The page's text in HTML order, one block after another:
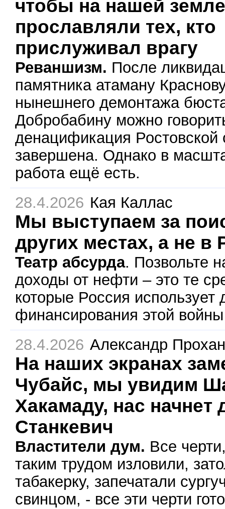
чтобы на нашей
прославляли тех, кто
прислуживал врагу
Реваншизм. После
памятника атаману
нынешнего демонтажа
Добробабину можно
денацификация Ростовской
завершена. Однако в
работа ещё есть.
28.4.2026 Кая Каллас
Мы выступаем за
других местах, а не в
Театр абсурда. Позвольте
доходы от нефти – это те
которые Россия использует
финансирования этой
28.4.2026 Александр
На наших экранах
Чубайс, мы увидим
Хакамаду, нас начнет
Станкевич
Властители дум. Все
таким трудом изловили,
табакерку, запечатали
свинцом, - все эти черти